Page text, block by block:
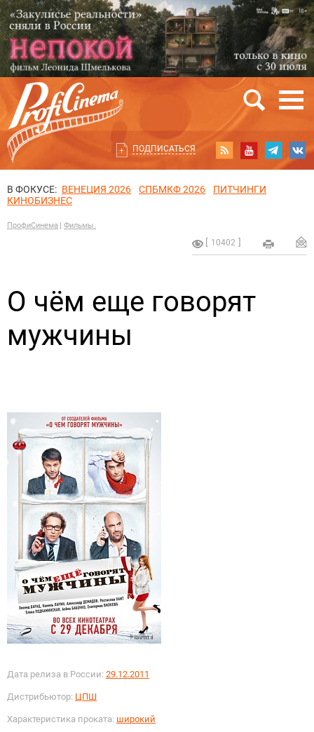
ПОДПИСАТЬСЯ
В ФОКУСЕ: ВЕНЕЦИЯ 2026 СПБМКФ 2026
ПИТЧИНГИ
КИНОБИЗНЕС
ПрофиСинема Фильмы.
10402
О чём еще говорят
мужчины
Дата релиза в России: 29.12.2011
Дистрибьютор: ЦПШ
Характеристика проката: широкий